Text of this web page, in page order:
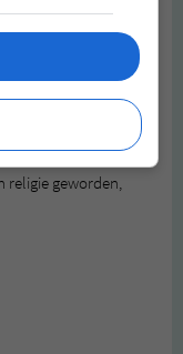
rond gezond eten
geworden. Geen
niet voor
dat ik mijn best
al een reden is
sporten, minder
religie geworden,